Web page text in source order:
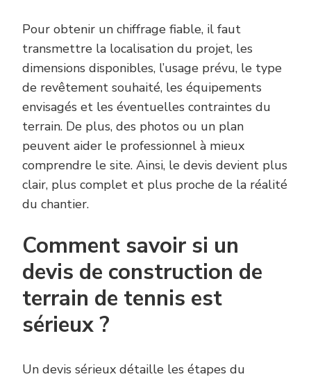
Pour obtenir un chiffrage fiable, il faut
transmettre la localisation du projet, les
dimensions disponibles, l’usage prévu, le type
de revêtement souhaité, les équipements
envisagés et les éventuelles contraintes du
terrain. De plus, des photos ou un plan
peuvent aider le professionnel à mieux
comprendre le site. Ainsi, le devis devient plus
clair, plus complet et plus proche de la réalité
du chantier.
Comment savoir si un
devis de construction de
terrain de tennis est
sérieux ?
Un devis sérieux détaille les étapes du